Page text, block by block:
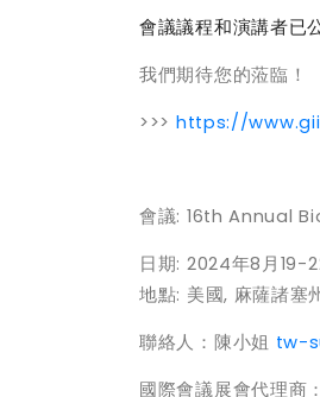
會議議程和演講者已
我們期待您的蒞臨！
>>> https://
會議: 16th Annual
日期: 2024年8月 19-
地點: 美國, 麻薩諸塞
聯絡人：陳小姐 tw-
國際會議展會代理商